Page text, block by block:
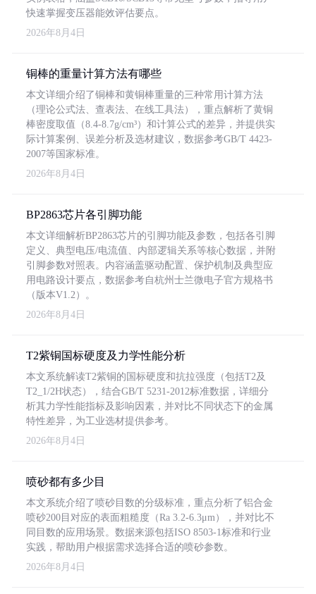
快速掌握变压器能效评估要点。
2026年8月4日
铜棒的重量计算方法有哪些
本文详细介绍了铜棒和黄铜棒重量的三种常用计算方法
（理论公式法、查表法、在线工具法），重点解析了黄铜
棒密度取值（8.4-8.7g/cm³）和计算公式的差异，并提供实
际计算案例、误差分析及选材建议，数据参考GB/T 4423-
2007等国家标准。
2026年8月4日
BP2863芯片各引脚功能
本文详细解析BP2863芯片的引脚功能及参数，包括各引脚
定义、典型电压/电流值、内部逻辑关系等核心数据，并附
引脚参数对照表。内容涵盖驱动配置、保护机制及典型应
用电路设计要点，数据参考自杭州士兰微电子官方规格书
（版本V1.2）。
2026年8月4日
T2紫铜国标硬度及力学性能分析
本文系统解读T2紫铜的国标硬度和抗拉强度（包括T2及
T2_1/2H状态），结合GB/T 5231-2012标准数据，详细分
析其力学性能指标及影响因素，并对比不同状态下的金属
特性差异，为工业选材提供参考。
2026年8月4日
喷砂都有多少目
本文系统介绍了喷砂目数的分级标准，重点分析了铝合金
喷砂200目对应的表面粗糙度（Ra 3.2-6.3μm），并对比不
同目数的应用场景。数据来源包括ISO 8503-1标准和行业
实践，帮助用户根据需求选择合适的喷砂参数。
2026年8月4日